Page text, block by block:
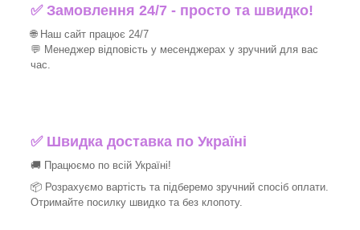
✅ Замовлення 24/7 - просто та швидко!
🌐 Наш сайт працює 24/7
💬 Менеджер відповість у месенджерах у зручний для вас
час.
✅Швидка доставка по Україні
🚚 Працюємо по всій Україні!
📦 Розрахуємо вартість та підберемо зручний спосіб оплати.
Отримайте посилку швидко та без клопоту.